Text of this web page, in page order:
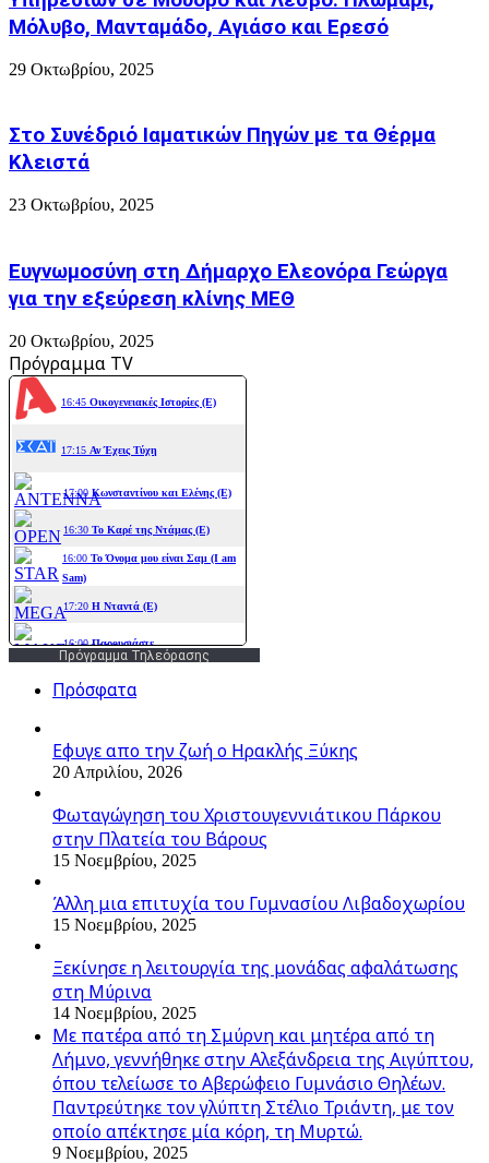
Μόλυβο, Μανταμάδο, Αγιάσο και Ερεσό
29 Οκτωβρίου, 2025
Στο Συνέδριό Ιαματικών Πηγών με τα Θέρμα
Κλειστά
23 Οκτωβρίου, 2025
Ευγνωμοσύνη στη Δήμαρχο Ελεονόρα Γεώργα
για την εξεύρεση κλίνης ΜΕΘ
20 Οκτωβρίου, 2025
Πρόγραμμα TV
Πρόγραμμα Τηλεόρασης
Πρόσφατα
Εφυγε απο την ζωή o Ηρακλής Ξύκης
20 Απριλίου, 2026
Φωταγώγηση του Χριστουγεννιάτικου Πάρκου
στην Πλατεία του Βάρους
15 Νοεμβρίου, 2025
Άλλη μια επιτυχία του Γυμνασίου Λιβαδοχωρίου
15 Νοεμβρίου, 2025
Ξεκίνησε η λειτουργία της μονάδας αφαλάτωσης
στη Μύρινα
14 Νοεμβρίου, 2025
Με πατέρα από τη Σμύρνη και μητέρα από τη
Λήμνο, γεννήθηκε στην Αλεξάνδρεια της Αιγύπτου,
όπου τελείωσε το Αβερώφειο Γυμνάσιο Θηλέων.
Παντρεύτηκε τον γλύπτη Στέλιο Τριάντη, με τον
οποίο απέκτησε μία κόρη, τη Μυρτώ.
9 Νοεμβρίου, 2025